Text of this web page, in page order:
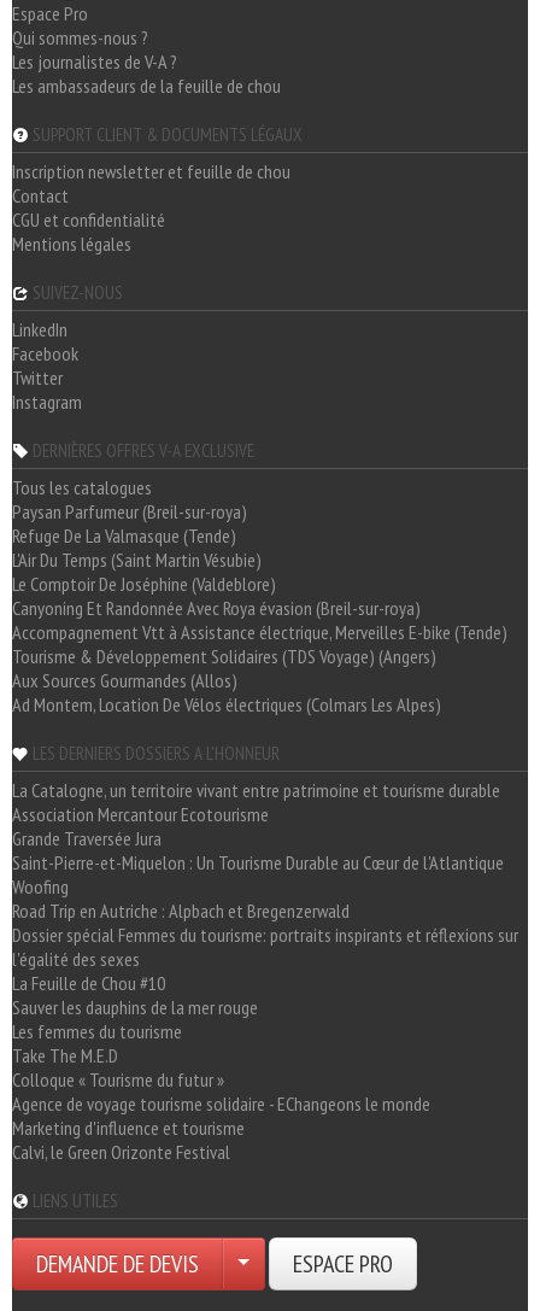
Espace Pro
Qui sommes-nous ?
Les journalistes de V-A ?
Les ambassadeurs de la feuille de chou
SUPPORT CLIENT & DOCUMENTS LÉGAUX
Inscription newsletter et feuille de chou
Contact
CGU et confidentialité
Mentions légales
SUIVEZ-NOUS
LinkedIn
Facebook
Twitter
Instagram
DERNIÈRES OFFRES V-A EXCLUSIVE
Tous les catalogues
Paysan Parfumeur (Breil-sur-roya)
Refuge De La Valmasque (Tende)
L'Air Du Temps (Saint Martin Vésubie)
Le Comptoir De Joséphine (Valdeblore)
Canyoning Et Randonnée Avec Roya évasion (Breil-sur-roya)
Accompagnement Vtt à Assistance électrique, Merveilles E-bike (Tende)
Tourisme & Développement Solidaires (TDS Voyage) (Angers)
Aux Sources Gourmandes (Allos)
Ad Montem, Location De Vélos électriques (Colmars Les Alpes)
LES DERNIERS DOSSIERS A L'HONNEUR
La Catalogne, un territoire vivant entre patrimoine et tourisme durable
Association Mercantour Ecotourisme
Grande Traversée Jura
Saint-Pierre-et-Miquelon : Un Tourisme Durable au Cœur de l'Atlantique
Woofing
Road Trip en Autriche : Alpbach et Bregenzerwald
Dossier spécial Femmes du tourisme: portraits inspirants et réflexions sur
l'égalité des sexes
La Feuille de Chou #10
Sauver les dauphins de la mer rouge
Les femmes du tourisme
Take The M.E.D
Colloque « Tourisme du futur »
Agence de voyage tourisme solidaire - EChangeons le monde
Marketing d'influence et tourisme
Calvi, le Green Orizonte Festival
LIENS UTILES
DEMANDE DE DEVIS ESPACE PRO